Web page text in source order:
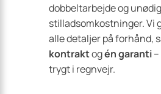
dobbeltarbejde og
stilladsomkostninger. Vi
alle detaljer på forhånd,
kontraktogén garanti
trygt i regnvejr.